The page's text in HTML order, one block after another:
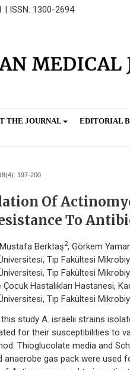
| ISSN: 1300-2694
THE JOURNAL EDITORIAL
197-200
Of
To
Berktaş2, Görkem
Tıp Fakültesi
Tıp Fakültesi
Çocuk Hastalıkları Hastanesi,
Tıp Fakültesi
this study A. israelii strains
for their susceptibilities to
Thioglucolate media and
anaerobe gas pack were used